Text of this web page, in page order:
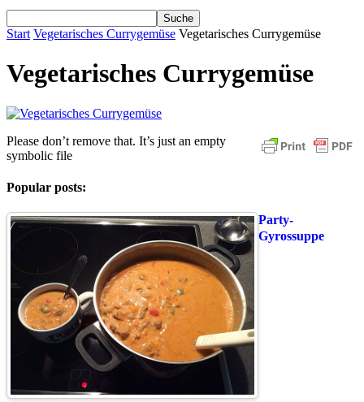
Start Vegetarisches Currygemüse Vegetarisches Currygemüse
Vegetarisches Currygemüse
Please don’t remove that. It’s just an empty
symbolic file
Popular posts:
Party-
Gyrossuppe